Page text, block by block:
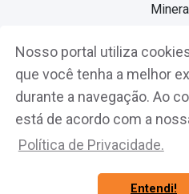
Nosso portal utiliza
que você tenha a melhor
durante a navegação. Ao
está de acordo com a
Política de Privacidade.
Entendi!